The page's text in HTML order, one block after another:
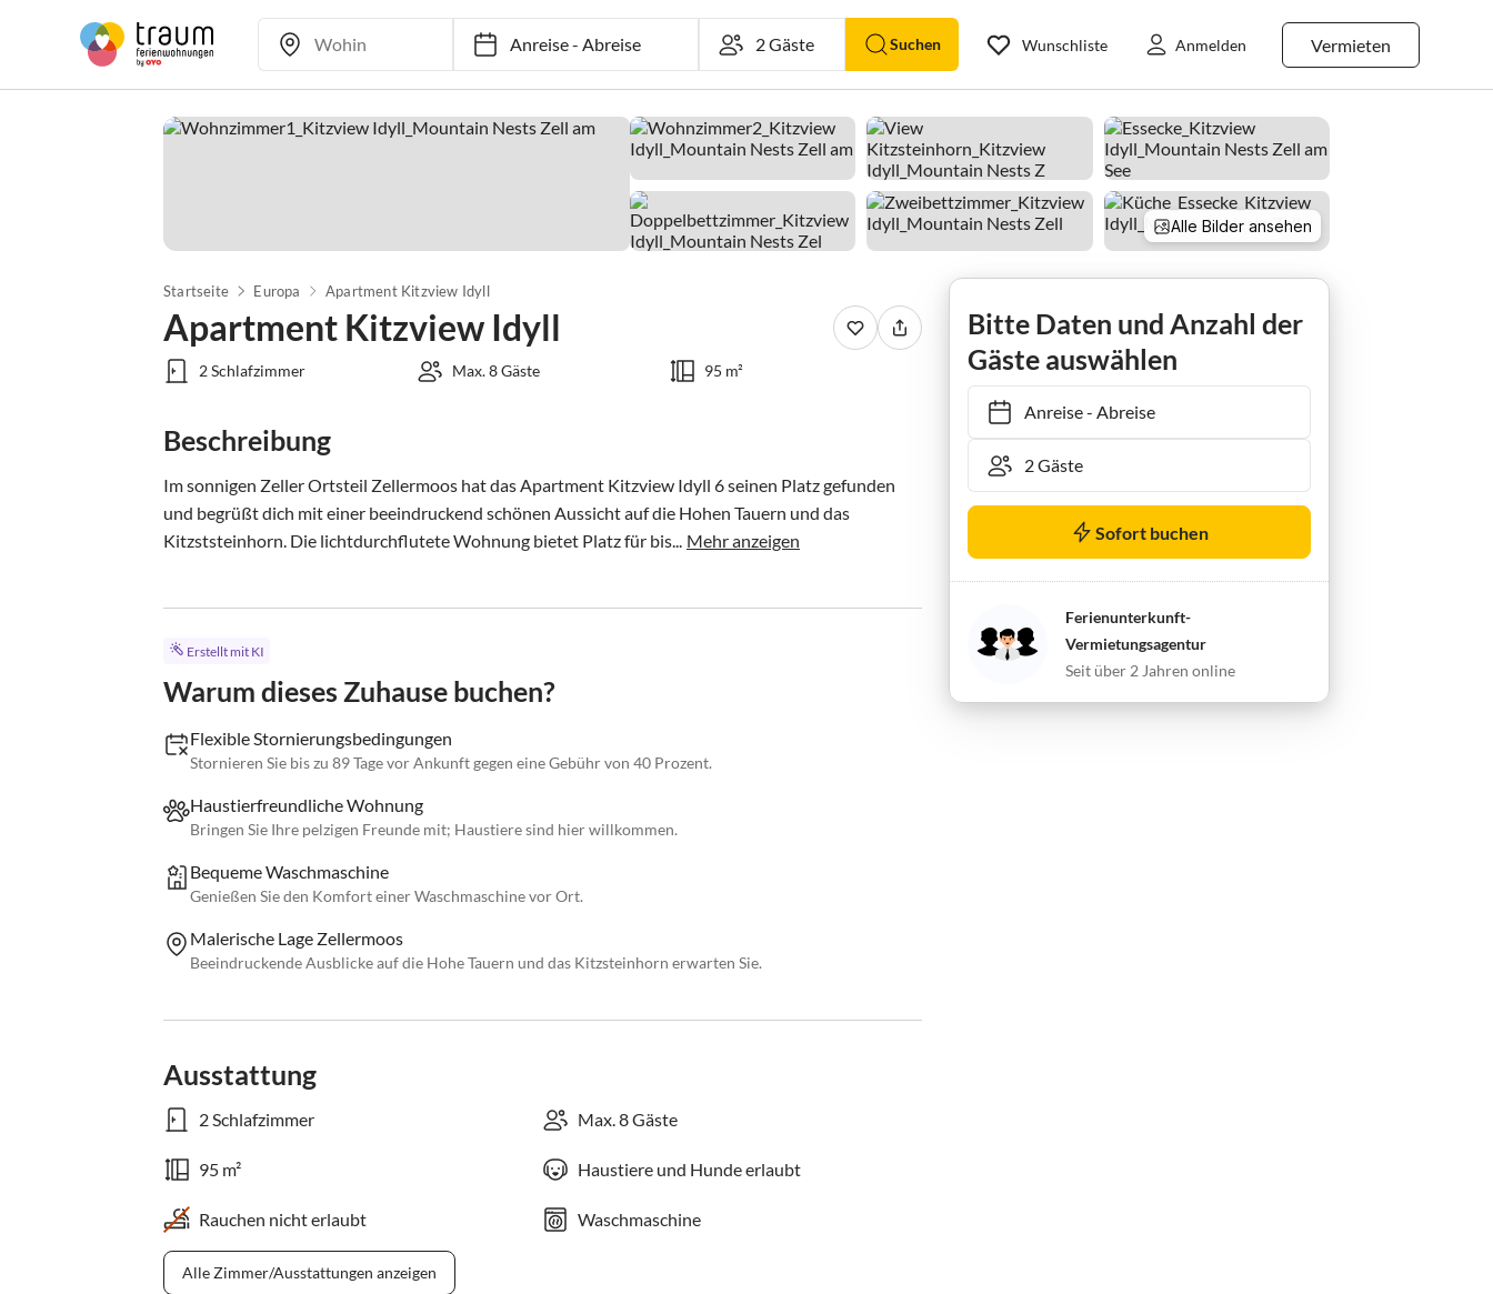
Anreise-Abreise Suchen Vermieten
Wunschliste Anmelden
Alle Bilder ansehen
Startseite Europa Apartment Kitzview Idyll
Apartment Kitzview Idyll
2 Schlafzimmer Max. 8 Gäste 95 m²
Beschreibung
Im sonnigen Zeller Ortsteil Zellermoos hat das Apartment Kitzview Idyll 6 seinen Platz gefunden
und begrüßt dich mit einer beeindruckend schönen Aussicht auf die Hohen Tauern und das
Kitzststeinhorn. Die lichtdurchflutete Wohnung bietet Platz für bis... Mehr anzeigen
Erstellt mit KI
Warum dieses Zuhause buchen?
Flexible Stornierungsbedingungen
Stornieren Sie bis zu 89 Tage vor Ankunft gegen eine Gebühr von 40 Prozent.
Haustierfreundliche Wohnung
Bringen Sie Ihre pelzigen Freunde mit; Haustiere sind hier willkommen.
Bequeme Waschmaschine
Genießen Sie den Komfort einer Waschmaschine vor Ort.
Malerische Lage Zellermoos
Beeindruckende Ausblicke auf die Hohe Tauern und das Kitzsteinhorn erwarten Sie.
Ausstattung
2 Schlafzimmer Max. 8 Gäste
95 m² Haustiere und Hunde erlaubt
Rauchen nicht erlaubt Waschmaschine
Alle Zimmer/Ausstattungen anzeigen
Bitte Daten und Anzahl der
Gäste auswählen
Anreise- Abreise
Sofort buchen
Ferienunterkunft-
Vermietungsagentur
Seit über 2 Jahren online